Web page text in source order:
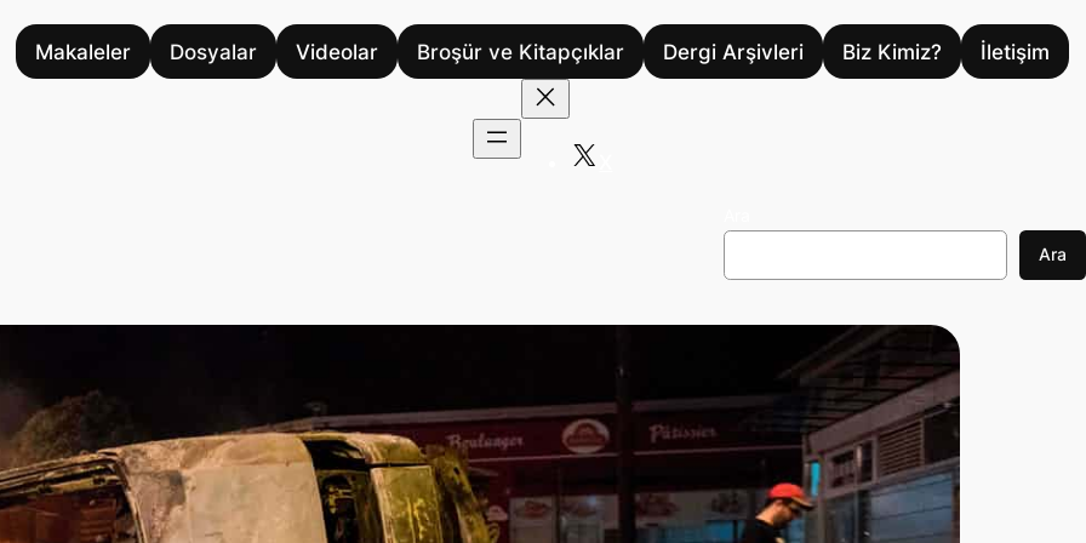
Makaleler Dosyalar Videolar Broşür ve Kitapçıklar Dergi Arşivleri Biz Kimiz? İletişim
Ara